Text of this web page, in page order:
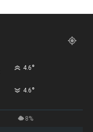
4.6°
4.6°
8%